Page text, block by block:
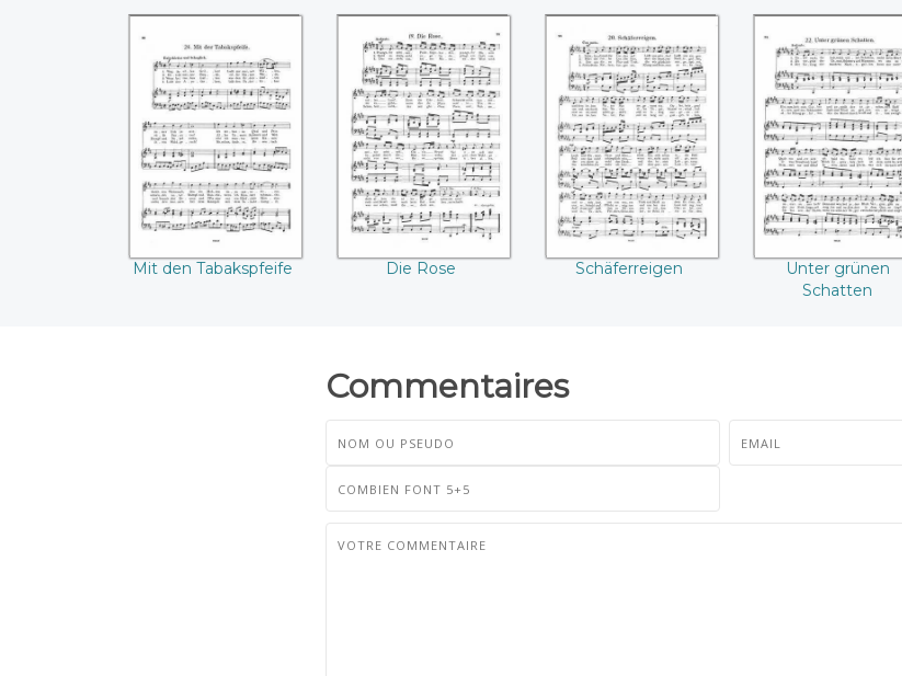
Mit den
Tabakspfeife
Mit den Tabakspfeife
Die Rose
Die Rose
Schäferreigen
Schäferreigen
Unter grünen
Schatten
Unter grünen
Schatten
Commentaires